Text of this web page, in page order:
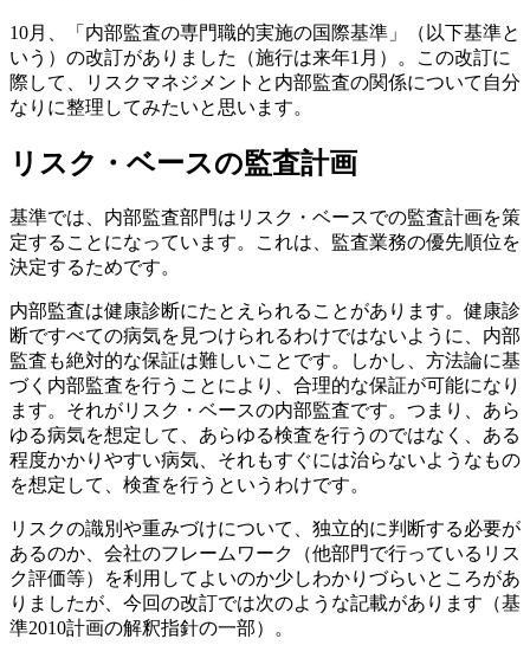
10月、「内部監査の専門職的実施の国際基準」（以下基準と
いう）の改訂がありました（施行は来年1月）。この改訂に
際して、リスクマネジメントと内部監査の関係について自分
なりに整理してみたいと思います。
リスク・ベースの監査計画
基準では、内部監査部門はリスク・ベースでの監査計画を策
定することになっています。これは、監査業務の優先順位を
決定するためです。
内部監査は健康診断にたとえられることがあります。健康診
断ですべての病気を見つけられるわけではないように、内部
監査も絶対的な保証は難しいことです。しかし、方法論に基
づく内部監査を行うことにより、合理的な保証が可能になり
ます。それがリスク・ベースの内部監査です。つまり、あら
ゆる病気を想定して、あらゆる検査を行うのではなく、ある
程度かかりやすい病気、それもすぐには治らないようなもの
を想定して、検査を行うというわけです。
リスクの識別や重みづけについて、独立的に判断する必要が
あるのか、会社のフレームワーク（他部門で行っているリス
ク評価等）を利用してよいのか少しわかりづらいところがあ
りましたが、今回の改訂では次のような記載があります（基
準2010計画の解釈指針の一部）。